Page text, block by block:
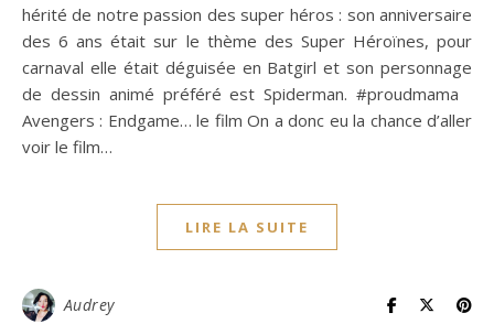
hérité de notre passion des super héros : son anniversaire
des 6 ans était sur le thème des Super Héroïnes, pour
carnaval elle était déguisée en Batgirl et son personnage
de dessin animé préféré est Spiderman. #proudmama
Avengers : Endgame… le film On a donc eu la chance d’aller
voir le film…
LIRE LA SUITE
Audrey